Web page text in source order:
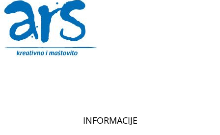
INFORMACIJE